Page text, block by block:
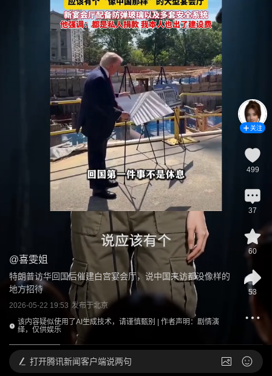
@喜雯姐
特朗普访华回国后催建白宫宴会厅，说中国来访都没像样的
地方招待
2026-05-22 19:53 发布于北京
该内容疑似使用了AI生成技术，请谨慎甄别 | 作者声明：剧情演
绎，仅供娱乐
关注
499
37
60
53
打开腾讯新闻客户端说两句